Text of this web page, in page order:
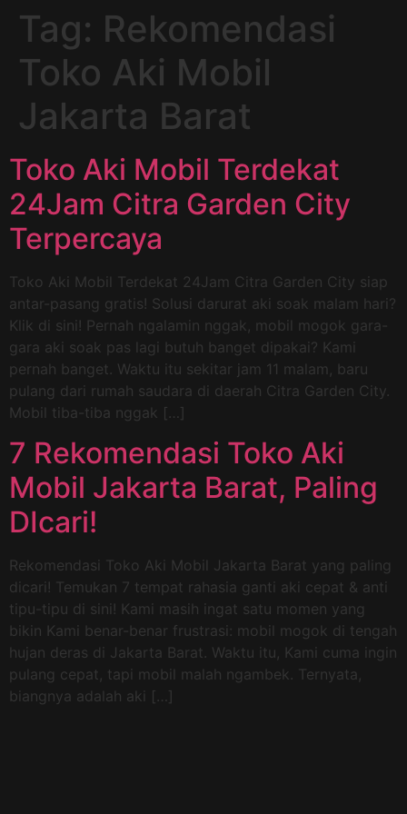
Tag: Rekomendasi
Toko Aki Mobil
Jakarta Barat
Toko Aki Mobil Terdekat
24Jam Citra Garden City
Terpercaya
Toko Aki Mobil Terdekat 24Jam Citra Garden City siap
antar-pasang gratis! Solusi darurat aki soak malam hari?
Klik di sini! Pernah ngalamin nggak, mobil mogok gara-
gara aki soak pas lagi butuh banget dipakai? Kami
pernah banget. Waktu itu sekitar jam 11 malam, baru
pulang dari rumah saudara di daerah Citra Garden City.
Mobil tiba-tiba nggak […]
7 Rekomendasi Toko Aki
Mobil Jakarta Barat, Paling
DIcari!
Rekomendasi Toko Aki Mobil Jakarta Barat yang paling
dicari! Temukan 7 tempat rahasia ganti aki cepat & anti
tipu-tipu di sini! Kami masih ingat satu momen yang
bikin Kami benar-benar frustrasi: mobil mogok di tengah
hujan deras di Jakarta Barat. Waktu itu, Kami cuma ingin
pulang cepat, tapi mobil malah ngambek. Ternyata,
biangnya adalah aki […]